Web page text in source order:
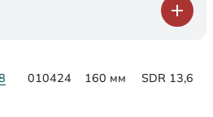
010424 160 мм SDR 13,6